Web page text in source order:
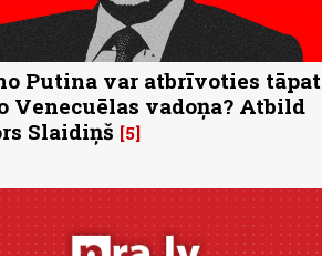
Putina var atbrīvoties tāpat
Venecuēlas vadoņa? Atbild
Slaidiņš 5